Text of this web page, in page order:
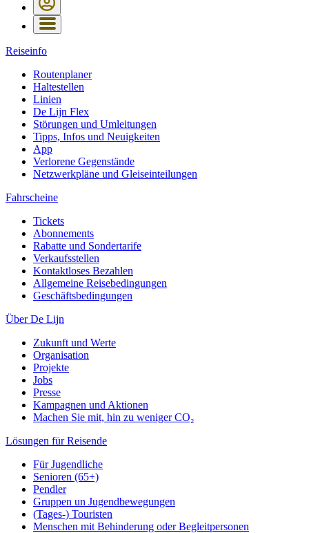
Reiseinfo
Routenplaner
Haltestellen
Linien
De Lijn Flex
Störungen und Umleitungen
Tipps, Infos und Neuigkeiten
App
Verlorene Gegenstände
Netzwerkpläne und Gleiseinteilungen
Fahrscheine
Tickets
Abonnements
Rabatte und Sondertarife
Verkaufsstellen
Kontaktloses Bezahlen
Allgemeine Reisebedingungen
Geschäftsbedingungen
Über De Lijn
Zukunft und Werte
Organisation
Projekte
Jobs
Presse
Kampagnen und Aktionen
Machen Sie mit, hin zu weniger CO₂
Lösungen für Reisende
Für Jugendliche
Senioren (65+)
Pendler
Gruppen un Jugendbewegungen
(Tages-) Touristen
Menschen mit Behinderung oder Begleitpersonen